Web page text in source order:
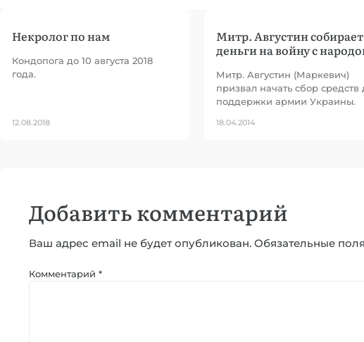
Некролог по нам
Кондопога до 10 августа 2018
года.
12.08.2018
Митр. Августин собирает
деньги на войну с
Митр. Августин (Маркевич)
призвал начать сбор средств
поддержки армии Украины.
18.04.2014
Добавить комментарий
Ваш адрес email не будет опубликован. Обязательные
Комментарий *